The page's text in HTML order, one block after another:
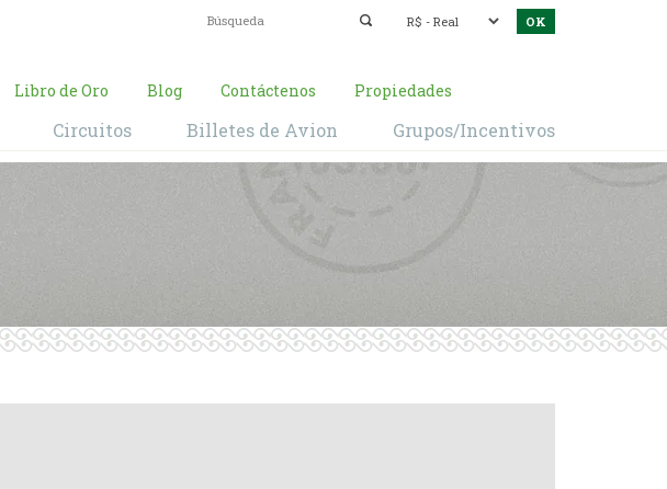
Libro de Oro Blog Contáctenos Propiedades
Circuitos Billetes de Avion Grupos/Incentivos